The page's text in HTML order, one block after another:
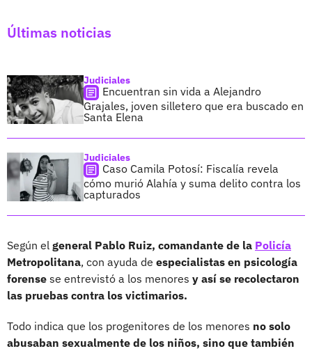
Últimas noticias
Judiciales
Encuentran sin vida a Alejandro
Grajales, joven silletero que era buscado en
Santa Elena
Judiciales
Caso Camila Potosí: Fiscalía revela
cómo murió Alahía y suma delito contra los
capturados
Según el general Pablo Ruiz, comandante de la Policía
Metropolitana, con ayuda de especialistas en psicología
forense se entrevistó a los menores y así se recolectaron
las pruebas contra los victimarios.
Todo indica que los progenitores de los menores no solo
abusaban sexualmente de los niños, sino que también